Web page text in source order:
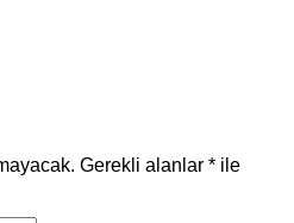
Gerekli alanlar * ile